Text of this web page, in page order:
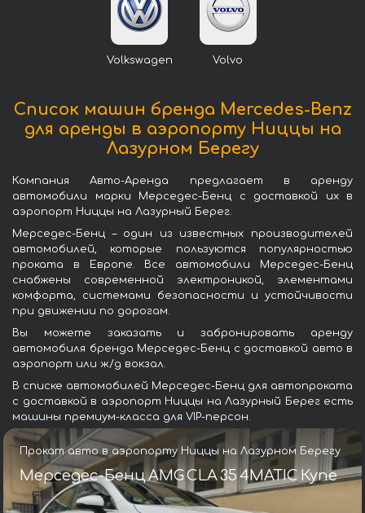
Volkswagen Volvo
Список машин бренда Mercedes-Benz
для аренды в аэропорту Ниццы на
Лазурном Берегу
Компания Авто-Аренда предлагает в аренду
автомобили марки Мерседес-Бенц с доставкой их в
аэропорт Ниццы на Лазурный Берег.
Мерседес-Бенц – один из известных производителей
автомобилей, которые пользуются популярностью
проката в Европе. Все автомобили Мерседес-Бенц
снабжены современной электроникой, элементами
комфорта, системами безопасности и устойчивости
при движении по дорогам.
Вы можете заказать и забронировать аренду
автомобиля бренда Мерседес-Бенц с доставкой авто в
аэропорт или ж/д вокзал.
В списке автомобилей Мерседес-Бенц для автопроката
с доставкой в аэропорт Ниццы на Лазурный Берег есть
машины премиум-класса для VIP-персон.
Прокат авто в аэропорту Ниццы на Лазурном Берегу
Мерседес-Бенц AMG CLA 35 4MATIC Купе